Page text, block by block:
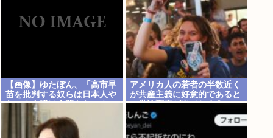
【画像】ゆたぼん、「高市早
苗を批判する奴らは日本人や
ない！左翼は人間やない！」
これもう令和の福田村事件だ
アメリカ人の若者の半数近く
が共産主義に好意的であると
の世論調査が出てしまう